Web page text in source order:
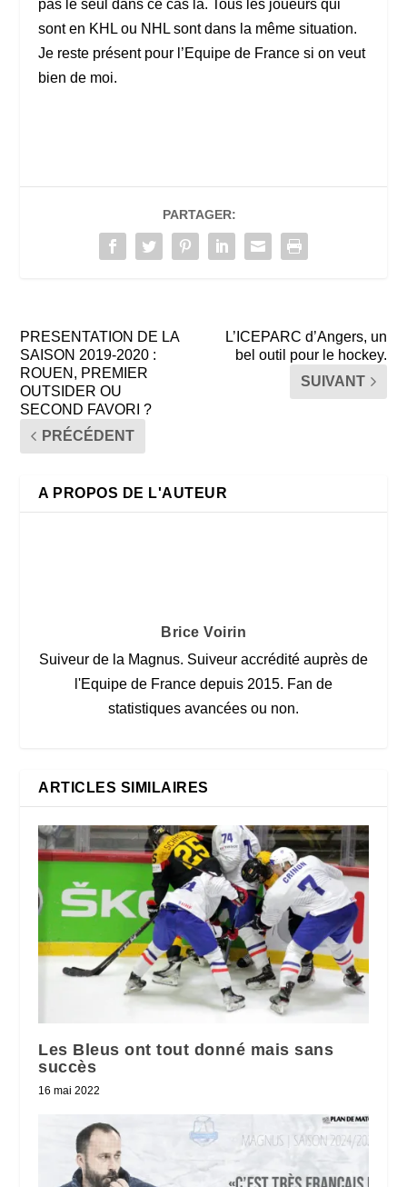
pas le seul dans ce cas là. Tous les joueurs qui
sont en KHL ou NHL sont dans la même situation.
Je reste présent pour l’Equipe de France si on veut
bien de moi.
PARTAGER:
PRESENTATION DE LA
SAISON 2019-2020 :
ROUEN, PREMIER
OUTSIDER OU
SECOND FAVORI ?
PRÉCÉDENT
L’ICEPARC d’Angers, un
bel outil pour le hockey.
SUIVANT
A PROPOS DE L'AUTEUR
Brice Voirin
Suiveur de la Magnus. Suiveur accrédité auprès de
l'Equipe de France depuis 2015. Fan de
statistiques avancées ou non.
ARTICLES SIMILAIRES
Les Bleus ont tout donné mais sans
succès
16 mai 2022